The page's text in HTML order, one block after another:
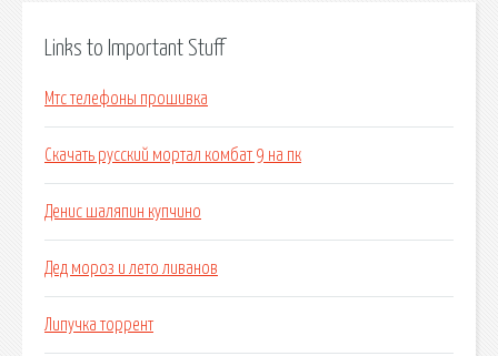
Links to Important Stuff
Мтс телефоны прошивка
Скачать русский мортал комбат 9 на пк
Денис шаляпин купчино
Дед мороз и лето ливанов
Липучка торрент